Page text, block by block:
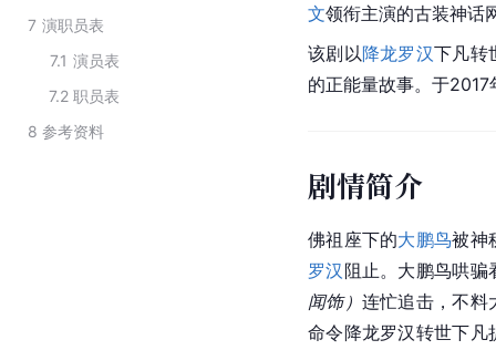
7 演职员表
7.1 演员表
7.2 职员表
8 参考资料
文领衔主演的古装神话
该剧以降龙罗汉下凡转
的正能量故事。于2017
剧情简介
佛祖 座下的大鹏鸟被神
罗汉 阻止。大鹏鸟哄
闻饰） 连忙追击，不料
命令降龙罗汉转世下凡